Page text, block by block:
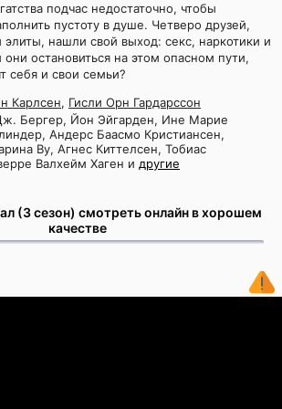
подчас недостаточно, чтобы
пустоту в душе. Четверо друзей,
элиты, нашли свой выход: секс, наркотики и
остановиться на этом опасном пути,
себя и свои семьи?
Карлсен, Гисли Орн Гардарссон
Бергер, Йон Эйгарден, Ине Марие
Андерс Баасмо Кристиансен,
Ву, Агнес Киттелсен, Тобиас
Валхейм Хаген и другие
(3 сезон) смотреть онлайн в хорошем
качестве